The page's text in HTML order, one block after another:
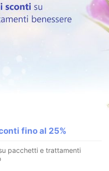
fino al 25%
pacchetti e trattamenti